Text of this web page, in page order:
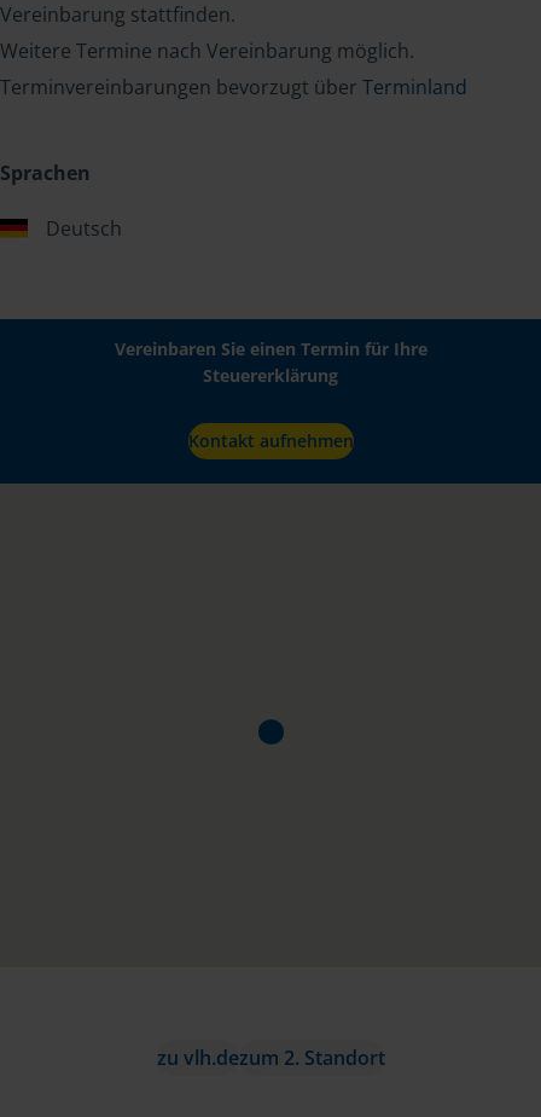
Vereinbarung stattfinden.
Weitere Termine nach Vereinbarung möglich.
Terminvereinbarungen bevorzugt über Terminland
Sprachen
Deutsch
Vereinbaren Sie einen Termin für Ihre
Steuererklärung
Kontakt aufnehmen
zu vlh.dezum 2. Standort